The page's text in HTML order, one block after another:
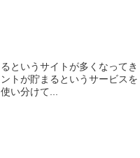
というサイトが多くなってき
トが貯まるというサービスを
い分けて...